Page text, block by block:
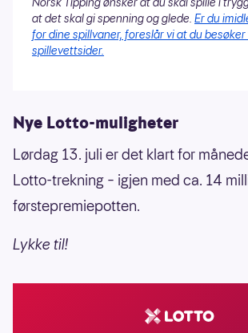
at det skal gi spenning og glede. Er du
for dine spillvaner, foreslår vi at du besøker
spillevettsider.
Nye Lotto-muligheter
Lørdag 13. juli er det klart for
Lotto-trekning – igjen med ca. 14
førstepremiepotten.
Lykke til!